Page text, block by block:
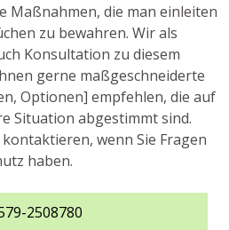
Maßnahmen, die man einleiten
zu bewahren. Wir als
Konsultation zu diesem
gerne maßgeschneiderte
Optionen] empfehlen, die auf
Situation abgestimmt sind.
wenn Sie Fragen
haben.
2508780